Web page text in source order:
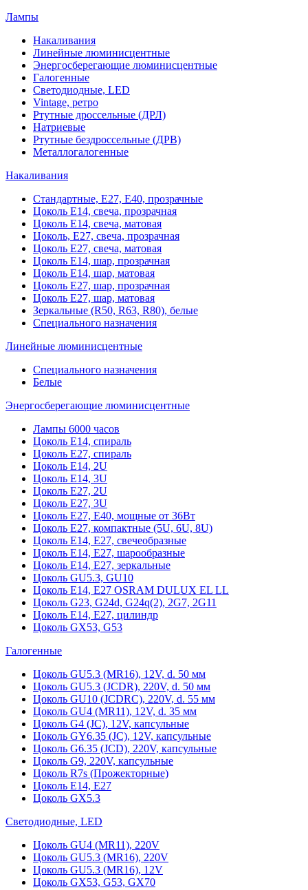
Лампы
Накаливания
Линейные люминисцентные
Энергосберегающие люминисцентные
Галогенные
Светодиодные, LED
Vintage, ретро
Ртутные дроссельные (ДРЛ)
Натриевые
Ртутные бездроссельные (ДРВ)
Металлогалогенные
Накаливания
Стандартные, Е27, Е40, прозрачные
Цоколь Е14, свеча, прозрачная
Цоколь Е14, свеча, матовая
Цоколь, Е27, свеча, прозрачная
Цоколь Е27, свеча, матовая
Цоколь Е14, шар, прозрачная
Цоколь Е14, шар, матовая
Цоколь Е27, шар, прозрачная
Цоколь Е27, шар, матовая
Зеркальные (R50, R63, R80), белые
Специального назначения
Линейные люминисцентные
Специального назначения
Белые
Энергосберегающие люминисцентные
Лампы 6000 часов
Цоколь Е14, спираль
Цоколь Е27, спираль
Цоколь Е14, 2U
Цоколь Е14, 3U
Цоколь Е27, 2U
Цоколь Е27, 3U
Цоколь Е27, Е40, мощные от 36Вт
Цоколь Е27, компактные (5U, 6U, 8U)
Цоколь Е14, Е27, свечеобразные
Цоколь Е14, Е27, шарообразные
Цоколь Е14, Е27, зеркальные
Цоколь GU5.3, GU10
Цоколь Е14, Е27 OSRAM DULUX EL LL
Цоколь G23, G24d, G24q(2), 2G7, 2G11
Цоколь Е14, Е27, цилиндр
Цоколь GX53, G53
Галогенные
Цоколь GU5.3 (MR16), 12V, d. 50 мм
Цоколь GU5.3 (JCDR), 220V, d. 50 мм
Цоколь GU10 (JCDRC), 220V, d. 55 мм
Цоколь GU4 (MR11), 12V, d. 35 мм
Цоколь G4 (JC), 12V, капсульные
Цоколь GY6.35 (JC), 12V, капсульные
Цоколь G6.35 (JCD), 220V, капсульные
Цоколь G9, 220V, капсульные
Цоколь R7s (Прожекторные)
Цоколь E14, E27
Цоколь GX5.3
Светодиодные, LED
Цоколь GU4 (MR11), 220V
Цоколь GU5.3 (MR16), 220V
Цоколь GU5.3 (MR16), 12V
Цоколь GX53, G53, GX70